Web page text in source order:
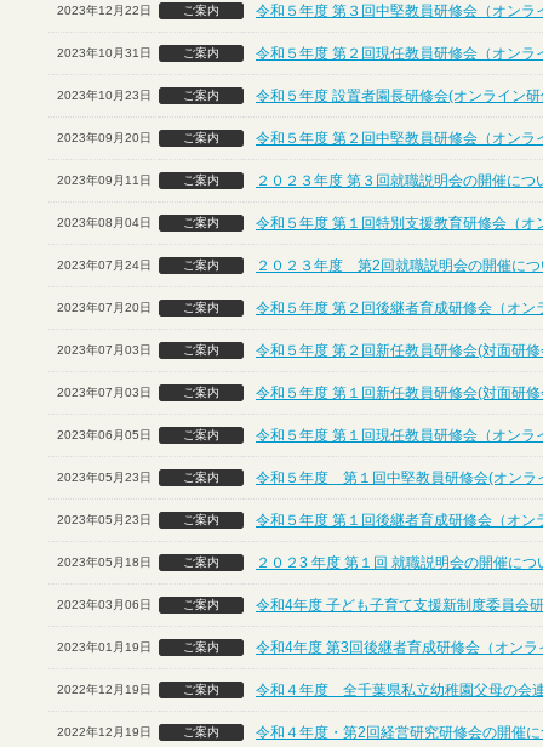
2023年12月22日 ご案内 令和５年度 第３回中堅教員研修会（オンラ
2023年10月31日 ご案内 令和５年度 第２回現任教員研修会（オンラ
2023年10月23日 ご案内 令和５年度 設置者園長研修会(オンライン
2023年09月20日 ご案内 令和５年度 第２回中堅教員研修会（オンラ
2023年09月11日 ご案内 ２０２３年度 第３回就職説明会の開催につ
2023年08月04日 ご案内 令和５年度 第１回特別支援教育研修会（オ
2023年07月24日 ご案内 ２０２３年度 第2回就職説明会の開催に
2023年07月20日 ご案内 令和５年度 第２回後継者育成研修会（オン
2023年07月03日 ご案内 令和５年度 第２回新任教員研修会(対面研
2023年07月03日 ご案内 令和５年度 第１回新任教員研修会(対面研
2023年06月05日 ご案内 令和５年度 第１回現任教員研修会（オンラ
2023年05月23日 ご案内 令和５年度 第１回中堅教員研修会(オンラ
2023年05月23日 ご案内 令和５年度 第１回後継者育成研修会（オン
2023年05月18日 ご案内 ２０２3 年度 第１回 就職説明会の開催につ
2023年03月06日 ご案内 令和4年度 子ども子育て支援新制度委員会
2023年01月19日 ご案内 令和4年度 第3回後継者育成研修会（オンラ
2022年12月19日 ご案内 令和４年度 全千葉県私立幼稚園父母の会
2022年12月19日 ご案内 令和４年度・第2回経営研究研修会の開催